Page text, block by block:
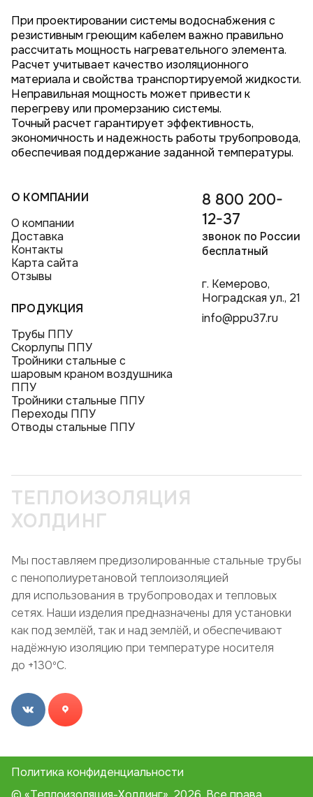
При проектировании системы водоснабжения с
резистивным греющим кабелем важно правильно
рассчитать мощность нагревательного элемента.
Расчет учитывает качество изоляционного
материала и свойства транспортируемой жидкости.
Неправильная мощность может привести к
перегреву или промерзанию системы.
Точный расчет гарантирует эффективность,
экономичность и надежность работы трубопровода,
обеспечивая поддержание заданной температуры.
О КОМПАНИИ
О компании
Доставка
Контакты
Карта сайта
Отзывы
ПРОДУКЦИЯ
Трубы ППУ
Скорлупы ППУ
Тройники стальные с
шаровым краном воздушника
ППУ
Тройники стальные ППУ
Переходы ППУ
Отводы стальные ППУ
8 800 200-
12-37
звонок по России
бесплатный
г. Кемерово,
Ноградская ул., 21
info@ppu37.ru
ТЕПЛОИЗОЛЯЦИЯ
ХОЛДИНГ
Мы поставляем предизолированные стальные трубы
с пенополиуретановой теплоизоляцией
для использования в трубопроводах и тепловых
сетях. Наши изделия предназначены для установки
как под землёй, так и над землёй, и обеспечивают
надёжную изоляцию при температуре носителя
до +130ºC.
Политика конфиденциальности